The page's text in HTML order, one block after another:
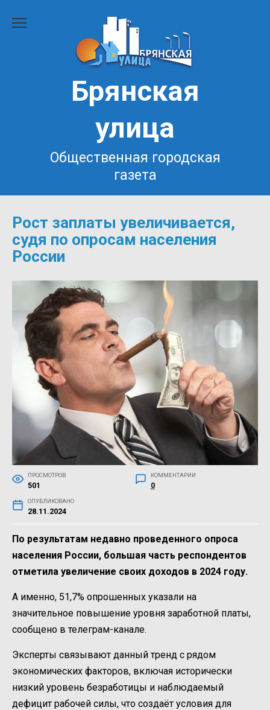
Брянская
улица
Общественная городская
газета
Рост заплаты увеличивается,
судя по опросам населения
России
ПРОСМОТРОВ
501
КОММЕНТАРИИ
0
ОПУБЛИКОВАНО
28.11.2024
По результатам недавно проведенного опроса
населения России, большая часть респондентов
отметила увеличение своих доходов в 2024 году.
А именно, 51,7% опрошенных указали на
значительное повышение уровня заработной платы,
сообщено в телеграм-канале.
Эксперты связывают данный тренд с рядом
экономических факторов, включая исторически
низкий уровень безработицы и наблюдаемый
дефицит рабочей силы, что создаёт условия для